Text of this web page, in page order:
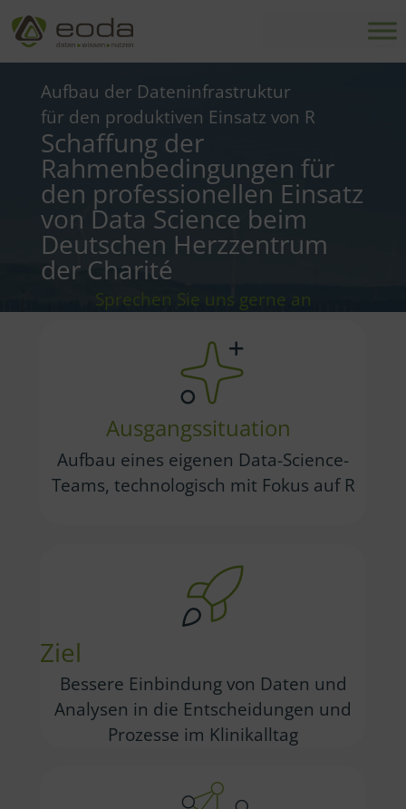
Zum
Inhalt
springen
Aufbau der Dateninfrastruktur
für den produktiven Einsatz von R
Schaffung der
Rahmenbedingungen für
den professionellen Einsatz
von Data Science beim
Deutschen Herzzentrum
der Charité
Sprechen Sie uns gerne an
Ausgangssituation
Aufbau eines eigenen Data-Science-
Teams, technologisch mit Fokus auf R
Ziel
Bessere Einbindung von Daten und
Analysen in die Entscheidungen und
Prozesse im Klinikalltag